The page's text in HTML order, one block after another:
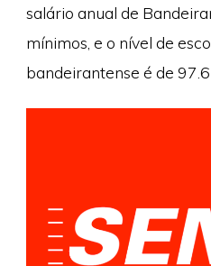
salário anual de
mínimos, e o nível de
bandeirantense é de